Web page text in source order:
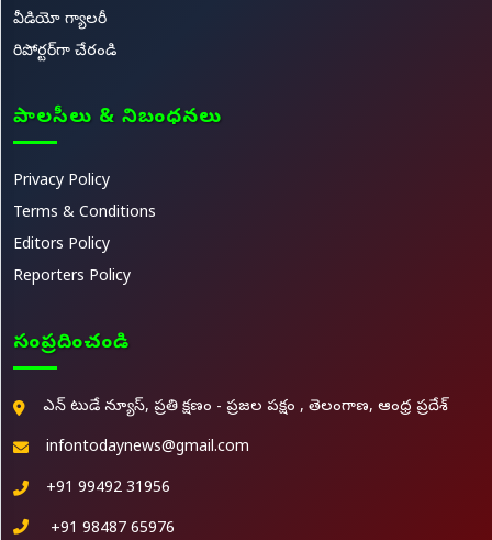
వీడియో గ్యాలరీ
రిపోర్టర్‌గా చేరండి
పాలసీలు & నిబంధనలు
Privacy Policy
Terms & Conditions
Editors Policy
Reporters Policy
సంప్రదించండి
ఎన్ టుడే న్యూస్, ప్రతి క్షణం - ప్రజల పక్షం , తెలంగాణ, ఆంధ్ర ప్రదేశ్
infontodaynews@gmail.com
+91 99492 31956
+91 98487 65976